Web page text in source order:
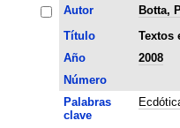
Autor
Botta,
Título
Textos
Año
2008
Número
Palabras
clave